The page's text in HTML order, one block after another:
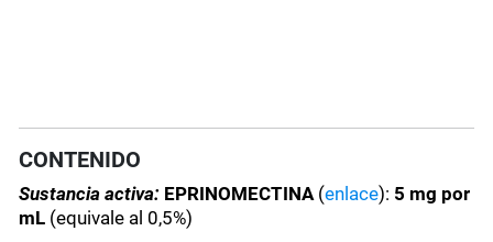
CONTENIDO
Sustancia activa: EPRINOMECTINA (enlace): 5 mg por
mL (equivale al 0,5%)